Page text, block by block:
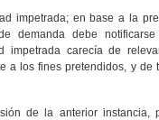
impetrada; en base a la
demanda debe
impetrada carecía de
a los fines pretendidos, y de
de la anterior instancia,